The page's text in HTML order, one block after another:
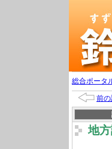
総合ポータ
前
地